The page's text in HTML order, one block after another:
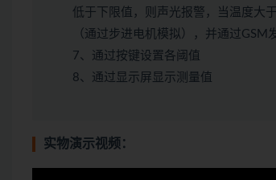
低于下限值，则声光报警，当温度大
（通过步进电机模拟），并通过GSM
7、通过按键设置各阈值
8、通过显示屏显示测量值
实物演示视频：